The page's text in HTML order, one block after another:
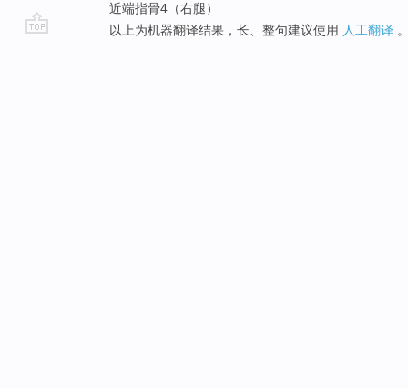
近端指骨4（右腿）
以上为机器翻译结果，长、整句建议使用 人工翻译